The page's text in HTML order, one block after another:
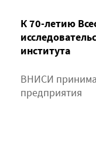
К 70-летию
института
ВНИСИ
предприятия